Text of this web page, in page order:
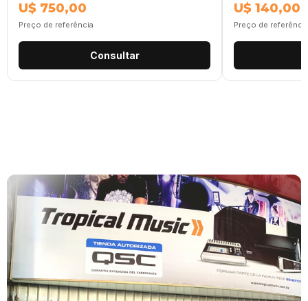
U$ 750,00
Preço de referência
Consultar
U$ 140,00
Preço de referência